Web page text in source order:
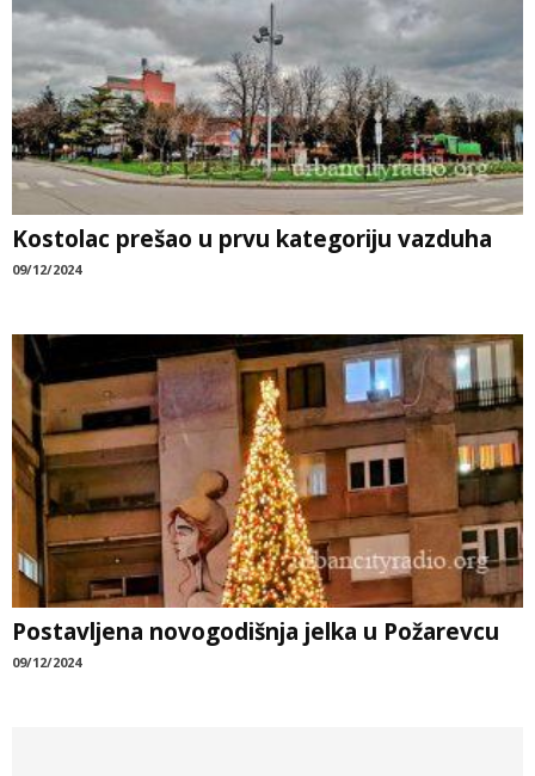
Kostolac prešao u prvu kategoriju vazduha
09/12/2024
Postavljena novogodišnja jelka u Požarevcu
09/12/2024